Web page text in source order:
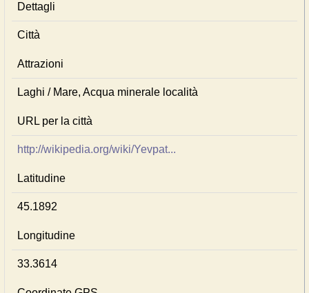
Dettagli
Città
Attrazioni
Laghi / Mare, Acqua minerale località
URL per la città
http://wikipedia.org/wiki/Yevpat...
Latitudine
45.1892
Longitudine
33.3614